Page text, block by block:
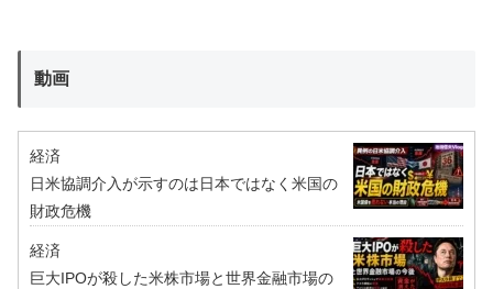
動画
経済
日米協調介入が示すのは日本ではなく米国の
財政危機
経済
巨大IPOが殺した米株市場と世界金融市場の